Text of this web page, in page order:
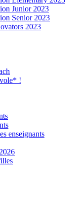
Junior 2023
Senior 2023
2023
!
enseignants